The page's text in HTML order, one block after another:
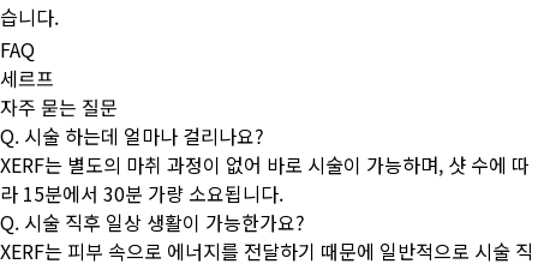
습니다.
FAQ
세르프
자주 묻는 질문
Q. 시술 하는데 얼마나 걸리나요?
XERF는 별도의 마취 과정이 없어 바로 시술이 가능하며, 샷 수에 따
라 15분에서 30분 가량 소요됩니다.
Q. 시술 직후 일상 생활이 가능한가요?
XERF는 피부 속으로 에너지를 전달하기 때문에 일반적으로 시술 직